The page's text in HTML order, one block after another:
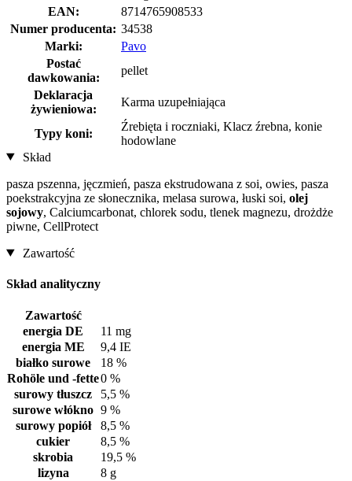
EAN:
8714765908533
Numer producenta: 34538
Marki:
Pavo
Postać
dawkowania:
pellet
Deklaracja
żywieniowa:
Karma uzupełniająca
Typy koni:
Źrebięta i roczniaki, Klacz źrebna, konie
hodowlane
Skład
pasza pszenna, jęczmień, pasza ekstrudowana z soi, owies, pasza
poekstrakcyjna ze słonecznika, melasa surowa, łuski soi, olej
sojowy, Calciumcarbonat, chlorek sodu, tlenek magnezu, drożdże
piwne, CellProtect
Zawartość
Skład analityczny
Zawartość
energia DE
11 mg
energia ME
9,4 IE
białko surowe
18 %
Rohöle und -fette0 %
surowy tłuszcz
5,5 %
surowe włókno 9 %
surowy popiół
8,5 %
cukier
8,5 %
skrobia
19,5 %
lizyna
8 g